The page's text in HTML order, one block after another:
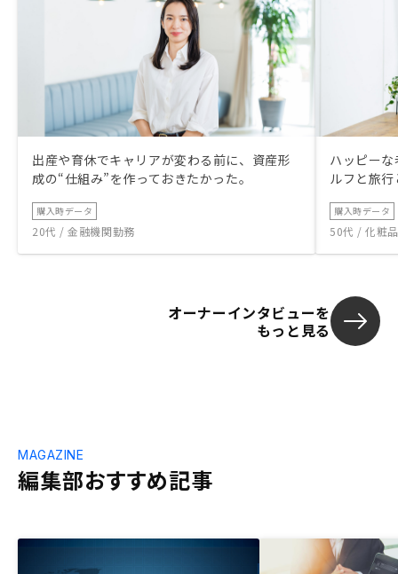
出産や育休でキャリアが変わる前に、資産形
成の“仕組み”を作っておきたかった。
購入時データ
20代 / 金融機関勤務
ハッピー
ルフと旅
購入時データ
50代 / 化粧
オーナーインタビューを
もっと見る
編集部おすすめ記事
MAGAZINE